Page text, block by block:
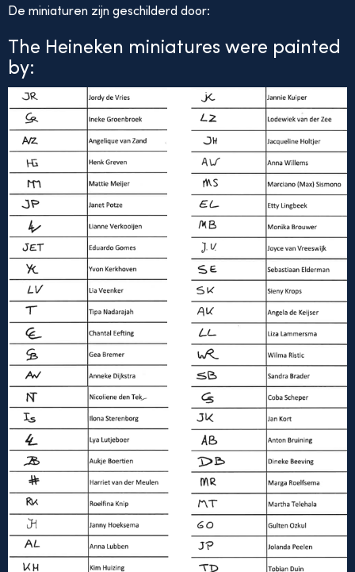
De miniaturen zijn geschilderd door:
The Heineken miniatures were painted
by: